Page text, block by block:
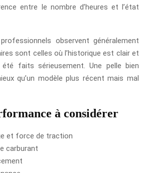
entre le nombre d’heures et l’état
observent généralement
sont celles où l’historique est clair et
faits sérieusement. Une pelle bien
qu’un modèle plus récent mais mal
à considérer
et force de traction
carburant